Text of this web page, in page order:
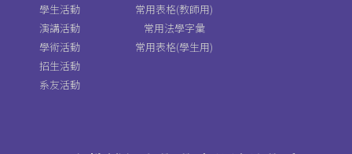
學生活動
演講活動
學術活動
招生活動
系友活動
常用表格(教師用)
常用法學字彙
常用表格(學生用)